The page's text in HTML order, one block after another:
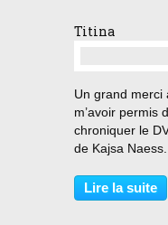
Titina
Un grand merci
m’avoir permis
chroniquer le
de Kajsa
Umberto
Rome avec son
Lire la suite